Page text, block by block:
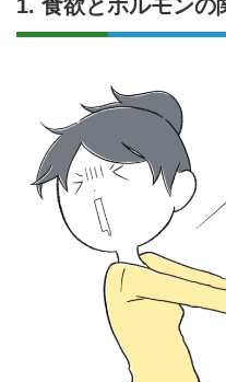
1. 食欲とホルモンの